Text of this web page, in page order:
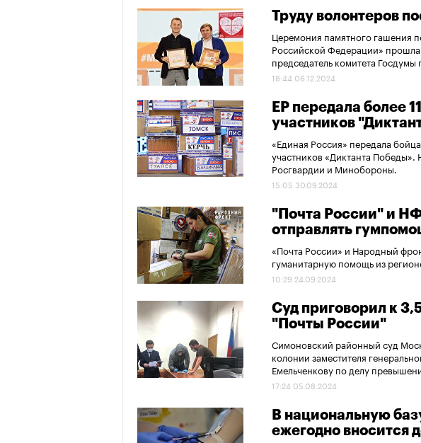
Труду волонтеров
Церемония памятного гашения
Российской Федерации»
председатель комитета
18:44 06.12.2024
ЕР передала более
участников
«Единая Россия» передала
участников «Диктанта Победы».
Росгвардии и Минобороны.
15:05 30.09.2024
"Почта России" и
отправлять
«Почта России» и Народный
гуманитарную помощь из
10:29 24.09.2024
Суд приговорил к
"Почты России"
Симоновский районный суд
колонии заместителя
Емельченкову по делу
17:24 05.08.2024
В национальную
ежегодно вносится